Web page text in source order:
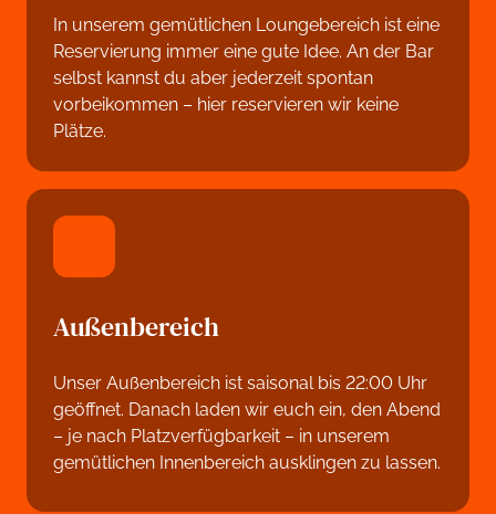
In unserem gemütlichen Loungebereich ist eine
Reservierung immer eine gute Idee. An der Bar
selbst kannst du aber jederzeit spontan
vorbeikommen – hier reservieren wir keine
Plätze.
Außenbereich
Unser Außenbereich ist saisonal bis 22:00 Uhr
geöffnet. Danach laden wir euch ein, den Abend
– je nach Platzverfügbarkeit – in unserem
gemütlichen Innenbereich ausklingen zu lassen.